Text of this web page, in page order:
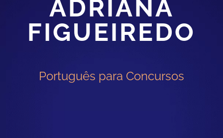
ADRIANA
FIGUEIREDO
Português para Concursos